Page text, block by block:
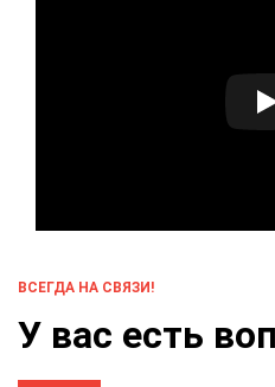
ВСЕГДА НА СВЯЗИ!
У вас есть